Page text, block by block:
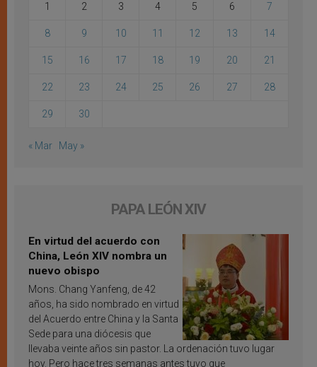
1 2 3 4 5 6 7
8 9 10 11 12 13 14
15 16 17 18 19 20 21
22 23 24 25 26 27 28
29 30
« Mar May »
PAPA LEÓN XIV
En virtud del acuerdo con
China, León XIV nombra un
nuevo obispo
Mons. Chang Yanfeng, de 42
años, ha sido nombrado en virtud
del Acuerdo entre China y la Santa
Sede para una diócesis que
llevaba veinte años sin pastor. La ordenación tuvo lugar
hoy. Pero hace tres semanas antes tuvo que